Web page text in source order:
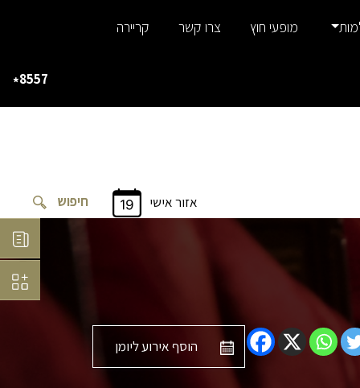
מופעי חוץ צרו קשר קריירה
*8557
אזור אישי
הוסף אירוע ליומן